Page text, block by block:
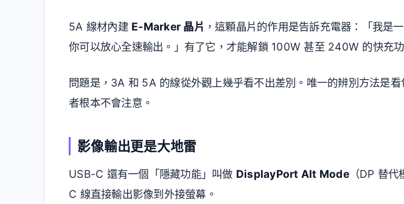
5A 線材內建 E-Marker 晶片 ，這顆晶片的作用是告訴充電器：「我是
你可以放心全速輸出。」有了它，才能解鎖 100W 甚至 240W 的快充功
問題是，3A 和 5A 的線從外觀上幾乎看不出差別。唯一的辨別方法是
者根本不會注意。
影像輸出更是大地雷
USB-C 還有一個「隱藏功能」叫做 DisplayPort Alt Mode（DP 替代
C 線直接輸出影像到外接螢幕。